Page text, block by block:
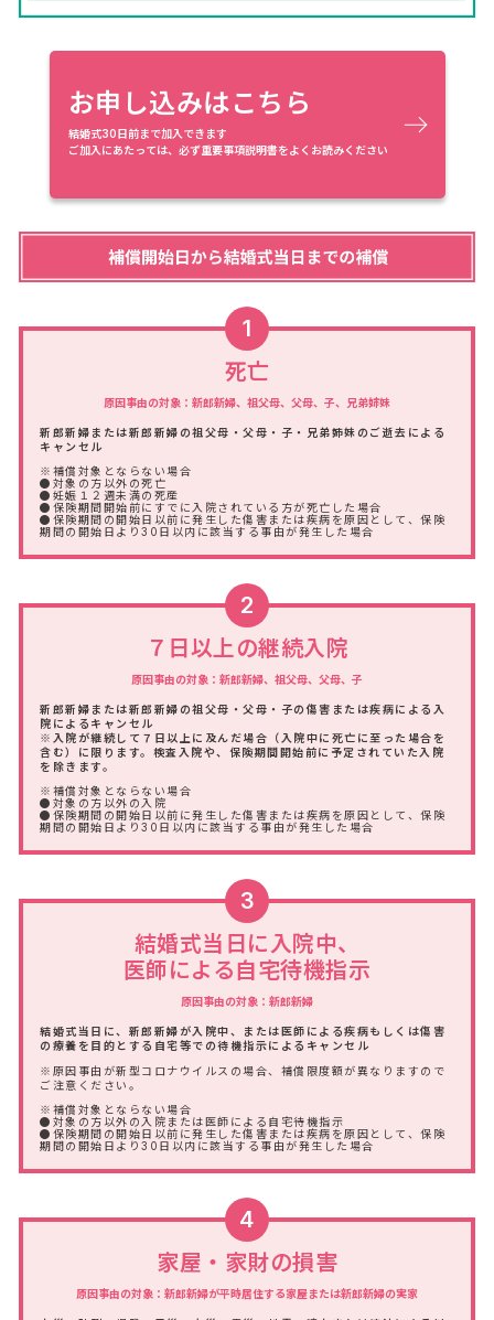
お申し込みはこちら
結婚式30日前まで加入できます
ご加入にあたっては、必ず重要事項説明書をよくお読みください
1
死亡
原因事由の対象：新郎新婦、祖父母、父母、子、兄弟姉妹
新郎新婦または新郎新婦の祖父母・父母・子・兄弟姉妹のご逝去による
キャンセル
※補償対象とならない場合
●対象の方以外の死亡
●妊娠１２週未満の死産
●保険期間開始前にすでに入院されている方が死亡した場合
●保険期間の開始日以前に発生した傷害または疾病を原因として、保険
期間の開始日より30日以内に該当する事由が発生した場合
2
７日以上の継続入院
原因事由の対象：新郎新婦、祖父母、父母、子
新郎新婦または新郎新婦の祖父母・父母・子の傷害または疾病による入
院によるキャンセル
※入院が継続して７日以上に及んだ場合（入院中に死亡に至った場合を
含む）に限ります。検査入院や、保険期間開始前に予定されていた入院
を除きます。
※補償対象とならない場合
●対象の方以外の入院
●保険期間の開始日以前に発生した傷害または疾病を原因として、保険
期間の開始日より30日以内に該当する事由が発生した場合
3
結婚式当日に入院中、
医師による自宅待機指示
原因事由の対象：新郎新婦
結婚式当日に、新郎新婦が入院中、または医師による疾病もしくは傷害
の療養を目的とする自宅等での待機指示によるキャンセル
※原因事由が新型コロナウイルスの場合、補償限度額が異なりますので
ご注意ください。
※補償対象とならない場合
●対象の方以外の入院または医師による自宅待機指示
●保険期間の開始日以前に発生した傷害または疾病を原因として、保険
期間の開始日より30日以内に該当する事由が発生した場合
4
家屋・家財の損害
原因事由の対象：新郎新婦が平時居住する家屋または新郎新婦の実家